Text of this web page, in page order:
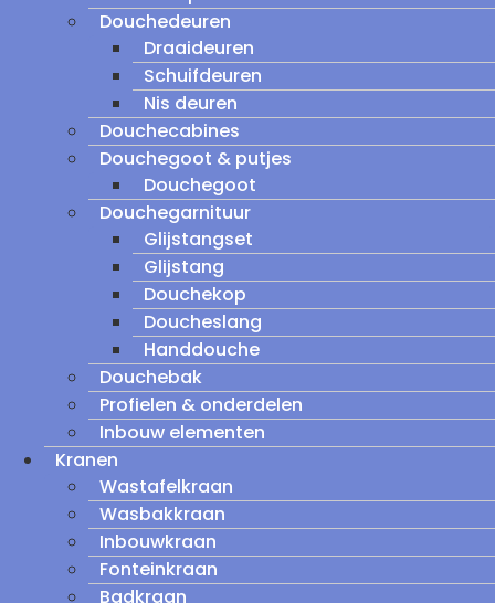
Douchedeuren
Draaideuren
Schuifdeuren
Nis deuren
Douchecabines
Douchegoot & putjes
Douchegoot
Douchegarnituur
Glijstangset
Glijstang
Douchekop
Doucheslang
Handdouche
Douchebak
Profielen & onderdelen
Inbouw elementen
Kranen
Wastafelkraan
Wasbakkraan
Inbouwkraan
Fonteinkraan
Badkraan